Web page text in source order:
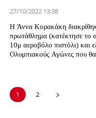
27/10/2022 13:38
Η Άννα Κορακάκη
πρωτάθλημα (κατέκτησε το
10μ αεροβόλο πιστόλι) και
Ολυμπιακούς Αγώνες που
1 2